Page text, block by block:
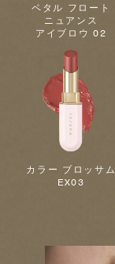
ペタル フロート
ニュアンス
アイブロウ 02
カラー ブロッサム
EX03